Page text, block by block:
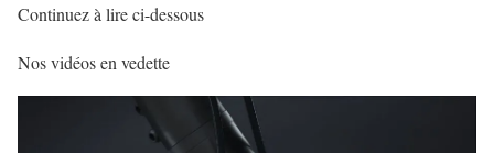
Continuez à lire ci-dessous
Nos vidéos en vedette